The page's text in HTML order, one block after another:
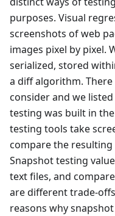
purposes. Visual
screenshots of web
images pixel by pixel.
serialized, stored
a diff algorithm.
consider and we
testing was built in the
testing tools take
compare the resulting
Snapshot testing
text files, and
are different trade-
reasons why